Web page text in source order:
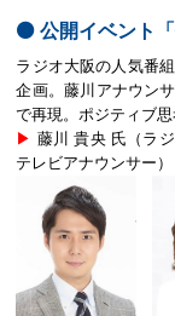
⚫️ 公開イベント
ラジオ大阪の人気番
企画。藤川アナウン
で再現。ポジティブ
▶︎ 藤川 貴央 氏（ラ
テレビアナウンサー）